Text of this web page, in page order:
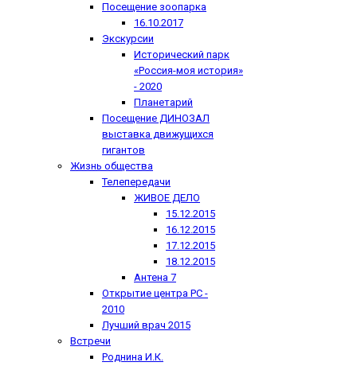
Посещение зоопарка
16.10.2017
Экскурсии
Исторический парк
«Россия-моя история»
- 2020
Планетарий
Посещение ДИНОЗАЛ
выставка движущихся
гигантов
Жизнь общества
Телепередачи
ЖИВОЕ ДЕЛО
15.12.2015
16.12.2015
17.12.2015
18.12.2015
Антена 7
Открытие центра РС -
2010
Лучший врач 2015
Встречи
Роднина И.К.